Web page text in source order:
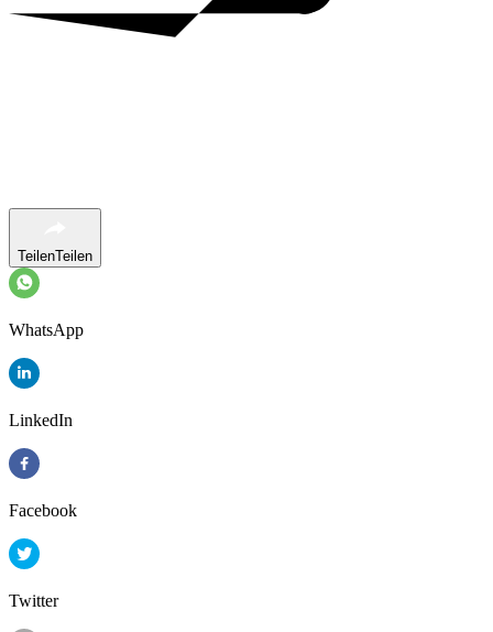
TeilenTeilen
WhatsApp
LinkedIn
Facebook
Twitter